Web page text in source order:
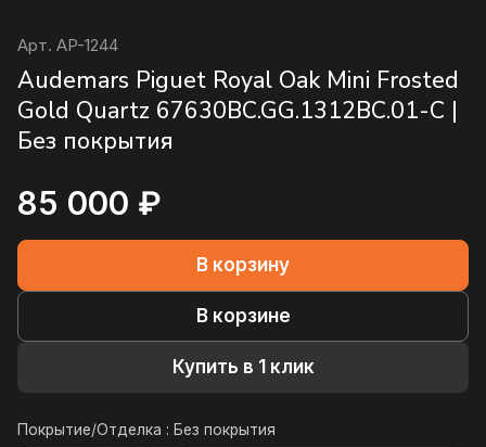
Арт. AP-1244
Audemars Piguet Royal Oak Mini Frosted
Gold Quartz 67630BC.GG.1312BC.01-C |
Без покрытия
85 000 ₽
В корзину
В корзине
Купить в 1 клик
Покрытие/Отделка : Без покрытия